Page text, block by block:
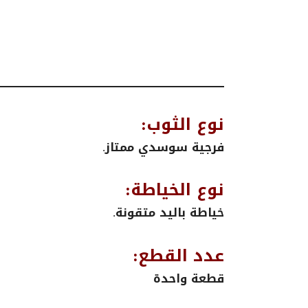
نوع الثوب:
فرجية سوسدي ممتاز.
نوع الخياطة:
خياطة باليد متقونة.
عدد القطع:
قطعة واحدة